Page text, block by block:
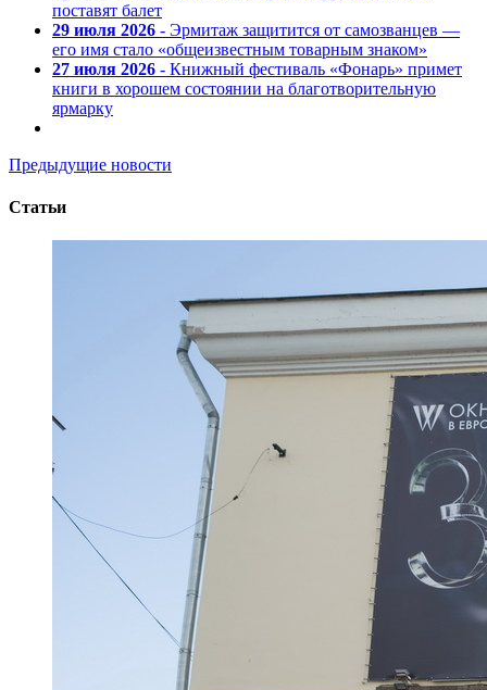
поставят балет
29 июля 2026 - Эрмитаж защитится от самозванцев —
его имя стало «общеизвестным товарным знаком»
27 июля 2026 - Книжный фестиваль «Фонарь» примет
книги в хорошем состоянии на благотворительную
ярмарку
Предыдущие новости
Статьи